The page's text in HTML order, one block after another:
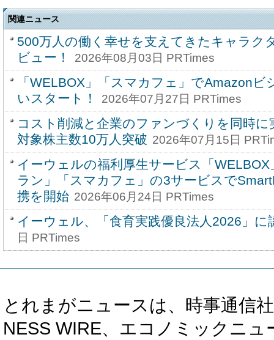
関連ニュース
500万人の働く幸せを支えてきたキャラク
ビュー！
2026年08月03日 PRTimes
「WELBOX」「スマカフェ」でAmazonビ
いスタート！
2026年07月27日 PRTimes
コスト削減と企業のファンづくりを同時
対象株主数10万人突破 2026年07月15日
イーウェルの福利厚生サービス「
ラン」「スマカフェ」の3サービスで
携を開始 2026年06月24日 PRTimes
イーウェル、「食育実践優良法人2026」に
日 PRTimes
とれまがニュースは、時事通信
NESS WIRE、エコノミックニ